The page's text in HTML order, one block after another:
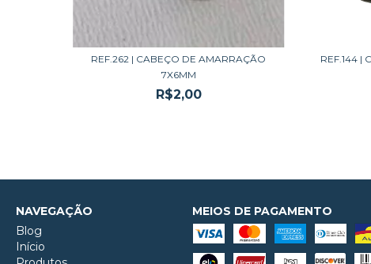
REF.262 | CABEÇO DE AMARRAÇÃO
7X6MM
R$2,00
REF.144 |
NAVEGAÇÃO
Blog
Início
MEIOS DE PAGAMENTO